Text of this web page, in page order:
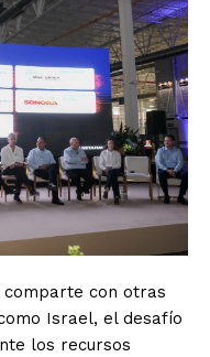
comparte con otras
Israel, el desafío
los recursos